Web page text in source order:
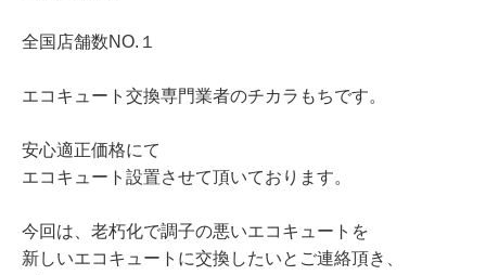
全国店舗数NO.１
エコキュート交換専門業者のチカラもちです。
安心適正価格にて
エコキュート設置させて頂いております。
今回は、老朽化で調子の悪いエコキュートを
新しいエコキュートに交換したいとご連絡頂き、